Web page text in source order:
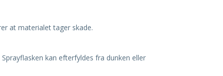
at materialet tager skade.
kan efterfyldes fra dunken eller